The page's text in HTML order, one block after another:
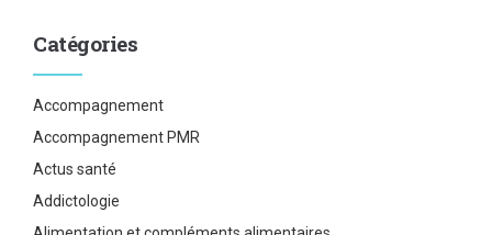
Catégories
Accompagnement
Accompagnement PMR
Actus santé
Addictologie